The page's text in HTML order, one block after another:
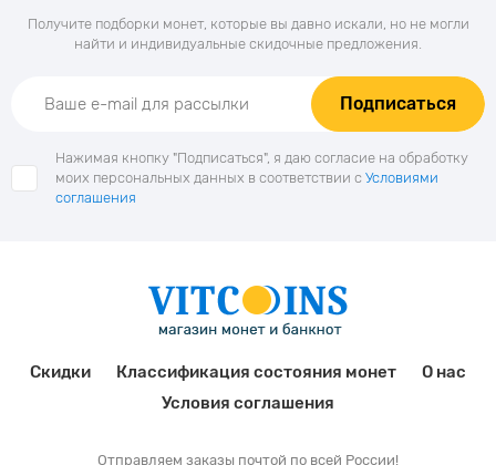
Получите подборки монет, которые вы давно искали, но не могли
найти и индивидуальные скидочные предложения.
Подписаться
Нажимая кнопку "Подписаться", я даю согласие на обработку
моих персональных данных в соответствии с Условиями
соглашения
Скидки Классификация состояния монет
О нас
Условия соглашения
Отправляем заказы почтой по всей России!